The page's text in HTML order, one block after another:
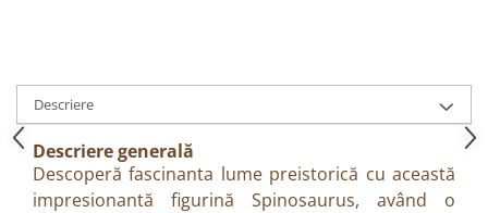
Descriere
Descriere generală
Descoperă fascinanta lume preistorică cu această
impresionantă figurină Spinosaurus, având o